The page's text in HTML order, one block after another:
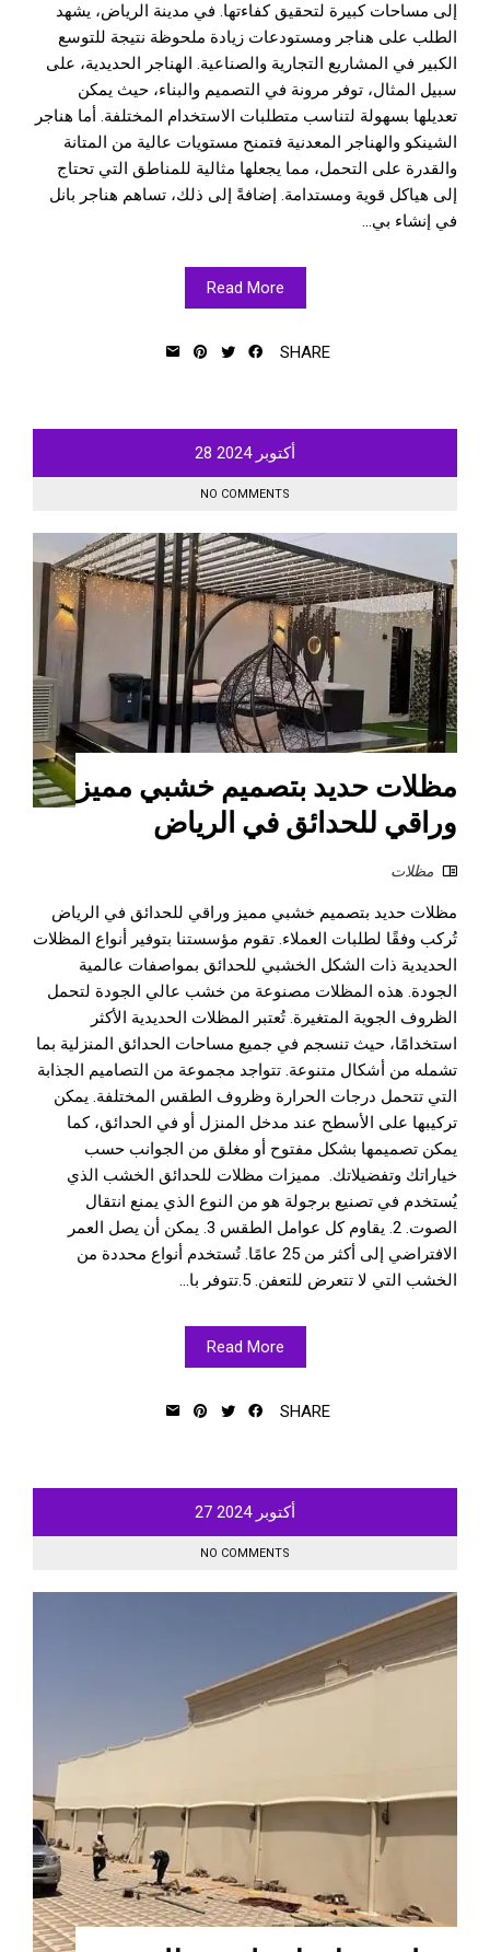
إلى مساحات كبيرة لتحقيق كفاءتها. في مدينة الرياض، يشهد
الطلب على هناجر ومستودعات زيادة ملحوظة نتيجة للتوسع
الكبير في المشاريع التجارية والصناعية. الهناجر الحديدية، على
سبيل المثال، توفر مرونة في التصميم والبناء، حيث يمكن
تعديلها بسهولة لتناسب متطلبات الاستخدام المختلفة. أما هناجر
الشينكو والهناجر المعدنية فتمنح مستويات عالية من المتانة
والقدرة على التحمل، مما يجعلها مثالية للمناطق التي تحتاج
إلى هياكل قوية ومستدامة. إضافةً إلى ذلك، تساهم هناجر بانل
في إنشاء بي...
Read More
SHARE
أكتوبر 28 2024
NO COMMENTS
مظلات حديد بتصميم خشبي مميز
وراقي للحدائق في الرياض
مظلات
مظلات حديد بتصميم خشبي مميز وراقي للحدائق في الرياض
تُركب وفقًا لطلبات العملاء. تقوم مؤسستنا بتوفير أنواع المظلات
الحديدية ذات الشكل الخشبي للحدائق بمواصفات عالمية
الجودة. هذه المظلات مصنوعة من خشب عالي الجودة لتحمل
الظروف الجوية المتغيرة. تُعتبر المظلات الحديدية الأكثر
استخدامًا، حيث تنسجم في جميع مساحات الحدائق المنزلية بما
تشمله من أشكال متنوعة. تتواجد مجموعة من التصاميم الجذابة
التي تتحمل درجات الحرارة وظروف الطقس المختلفة. يمكن
تركيبها على الأسطح عند مدخل المنزل أو في الحدائق، كما
يمكن تصميمها بشكل مفتوح أو مغلق من الجوانب حسب
خياراتك وتفضيلاتك. مميزات مظلات للحدائق الخشب الذي
يُستخدم في تصنيع برجولة هو من النوع الذي يمنع انتقال
الصوت. 2. يقاوم كل عوامل الطقس 3. يمكن أن يصل العمر
الافتراضي إلى أكثر من 25 عامًا. تُستخدم أنواع محددة من
الخشب التي لا تتعرض للتعفن. 5.تتوفر با...
Read More
SHARE
أكتوبر 27 2024
NO COMMENTS